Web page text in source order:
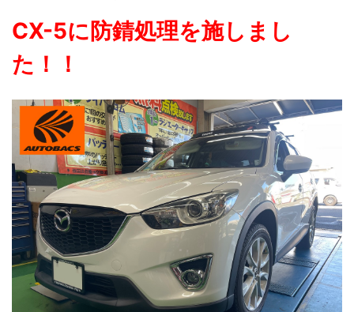
CX-5に防錆処理を施しまし
た！！